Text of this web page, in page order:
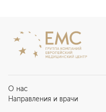
О нас
Отзывы пациентов
Направления и врачи